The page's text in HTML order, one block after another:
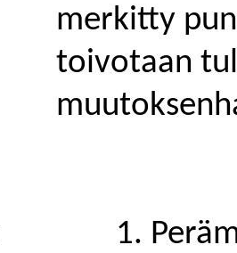
merkitty
toivotaan
1.